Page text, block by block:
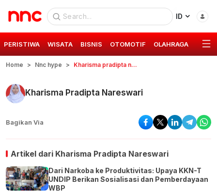
ID
PERISTIWA WISATA BISNIS OTOMOTIF OLAHRAGA GAYA
Home Nnc hype Kharisma pradipta nareswari
Kharisma Pradipta Nareswari
Bagikan Via
Artikel dari Kharisma Pradipta Nareswari
Dari Narkoba ke Produktivitas: Upaya KKN-T
UNDIP Berikan Sosialisasi dan Pemberdayaan
WBP